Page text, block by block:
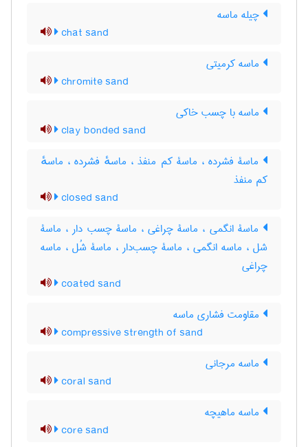
چیله ماسه
chat sand
ماسه کرمیتی
chromite sand
ماسه با چسب خاکی
clay bonded sand
ماسۀ فشرده ، ماسۀ کم منفذ ، ماسهٔ فشرده ، ماسهٔ
کم منفذ
closed sand
ماسۀ انگمی ، ماسۀ چراغی ، ماسۀ چسب دار ، ماسۀ
شل ، ماسه انگمی ، ماسۀ چسب‌دار ، ماسۀ شُل ، ماسه
چراغی
coated sand
مقاومت فشاری ماسه
compressive strength of sand
ماسه مرجانی
coral sand
ماسه ماهیچه
core sand